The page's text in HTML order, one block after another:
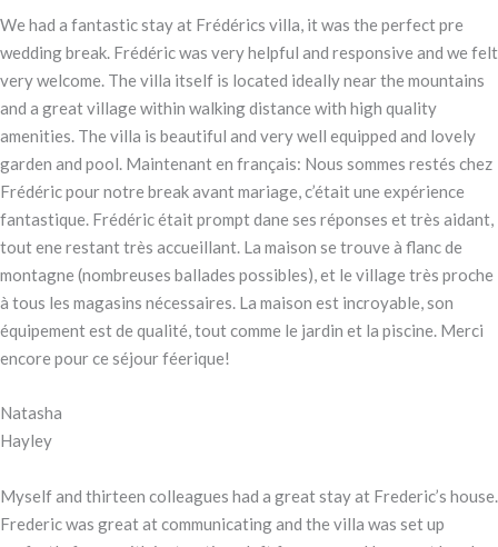
We had a fantastic stay at Frédérics villa, it was the perfect pre
wedding break. Frédéric was very helpful and responsive and we felt
very welcome. The villa itself is located ideally near the mountains
and a great village within walking distance with high quality
amenities. The villa is beautiful and very well equipped and lovely
garden and pool. Maintenant en français: Nous sommes restés chez
Frédéric pour notre break avant mariage, c’était une expérience
fantastique. Frédéric était prompt dane ses réponses et très aidant,
tout ene restant très accueillant. La maison se trouve à flanc de
montagne (nombreuses ballades possibles), et le village très proche
à tous les magasins nécessaires. La maison est incroyable, son
équipement est de qualité, tout comme le jardin et la piscine. Merci
encore pour ce séjour féerique!
Natasha
Hayley
Myself and thirteen colleagues had a great stay at Frederic’s house.
Frederic was great at communicating and the villa was set up